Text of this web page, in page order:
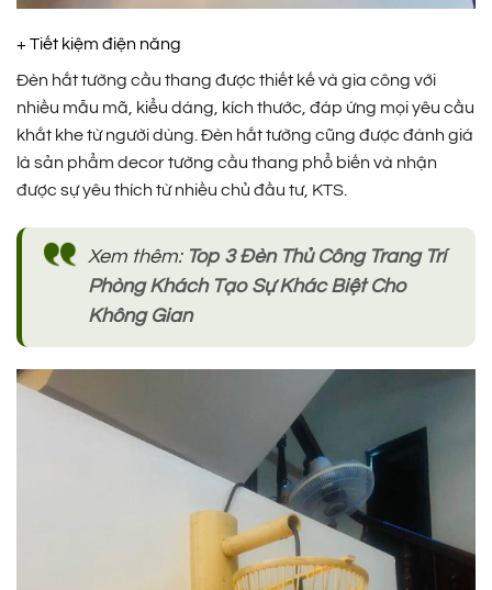
+ Tiết kiệm điện năng
Đèn hắt tường cầu thang được thiết kế và gia công với
nhiều mẫu mã, kiểu dáng, kích thước, đáp ứng mọi yêu cầu
khắt khe từ người dùng. Đèn hắt tường cũng được đánh giá
là sản phẩm decor tường cầu thang phổ biến và nhận
được sự yêu thích từ nhiều chủ đầu tư, KTS.
Xem thêm: Top 3 Đèn Thủ Công Trang Trí
Phòng Khách Tạo Sự Khác Biệt Cho
Không Gian